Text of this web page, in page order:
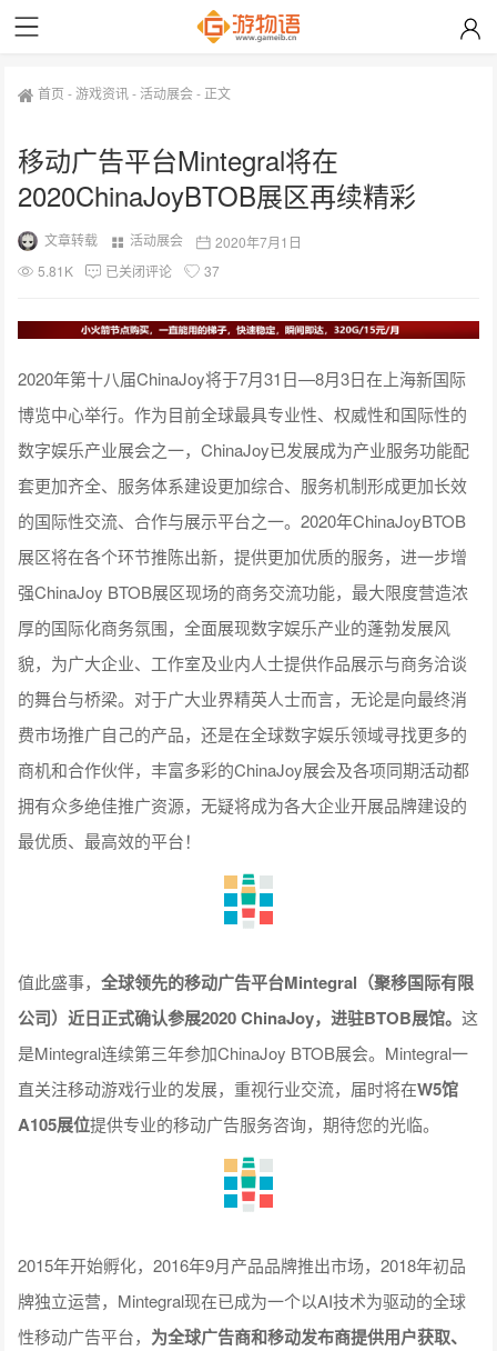
首页 -游戏资讯-活动展会- 正文
移动广告平台Mintegral将在
2020ChinaJoyBTOB展区再续精彩
文章转载 活动展会
2020年7月1日
5.81K
已关闭评论 37
2020年第十八届ChinaJoy将于7月31日—8月3日在上海新国际
博览中心举行。作为目前全球最具专业性、权威性和国际性的
数字娱乐产业展会之一，ChinaJoy已发展成为产业服务功能配
套更加齐全、服务体系建设更加综合、服务机制形成更加长效
的国际性交流、合作与展示平台之一。2020年ChinaJoyBTOB
展区将在各个环节推陈出新，提供更加优质的服务，进一步增
强ChinaJoy BTOB展区现场的商务交流功能，最大限度营造浓
厚的国际化商务氛围，全面展现数字娱乐产业的蓬勃发展风
貌，为广大企业、工作室及业内人士提供作品展示与商务洽谈
的舞台与桥梁。对于广大业界精英人士而言，无论是向最终消
费市场推广自己的产品，还是在全球数字娱乐领域寻找更多的
商机和合作伙伴，丰富多彩的ChinaJoy展会及各项同期活动都
拥有众多绝佳推广资源，无疑将成为各大企业开展品牌建设的
最优质、最高效的平台！
值此盛事，全球领先的移动广告平台Mintegral（聚移国际有限
公司）近日正式确认参展2020 ChinaJoy，进驻BTOB展馆。这
是Mintegral连续第三年参加ChinaJoy BTOB展会。Mintegral一
直关注移动游戏行业的发展，重视行业交流，届时将在W5馆
A105展位提供专业的移动广告服务咨询，期待您的光临。​
2015年开始孵化，2016年9月产品品牌推出市场，2018年初品
牌独立运营，Mintegral现在已成为一个以AI技术为驱动的全球
性移动广告平台， 为全球广告商和移动发布商提供用户获取、